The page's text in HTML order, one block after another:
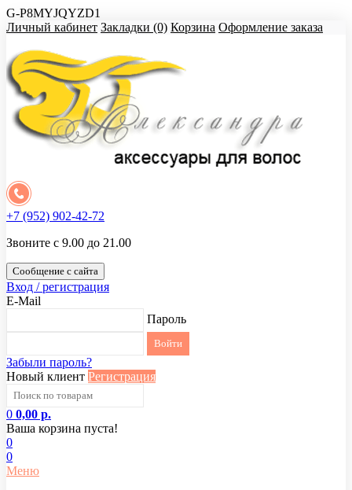
G-P8MYJQYZD1
Личный кабинет Закладки (0) Корзина Оформление заказа
+7 (952) 902-42-72
Звоните с 9.00 до 21.00
Сообщение с сайта
Вход / регистрация
E-Mail
Пароль
Забыли пароль?
Новый клиент Регистрация
0 0,00 р.
Ваша корзина пуста!
0
0
Меню